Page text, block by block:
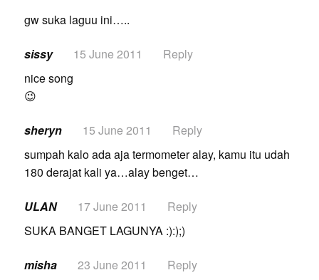
gw suka laguu ini…..
sissy 15 June 2011
Reply
nice song
😉
sheryn 15 June 2011
Reply
sumpah kalo ada aja termometer alay, kamu itu udah
180 derajat kali ya…alay benget…
ULAN 17 June 2011
Reply
SUKA BANGET LAGUNYA :):);)
misha 23 June 2011
Reply